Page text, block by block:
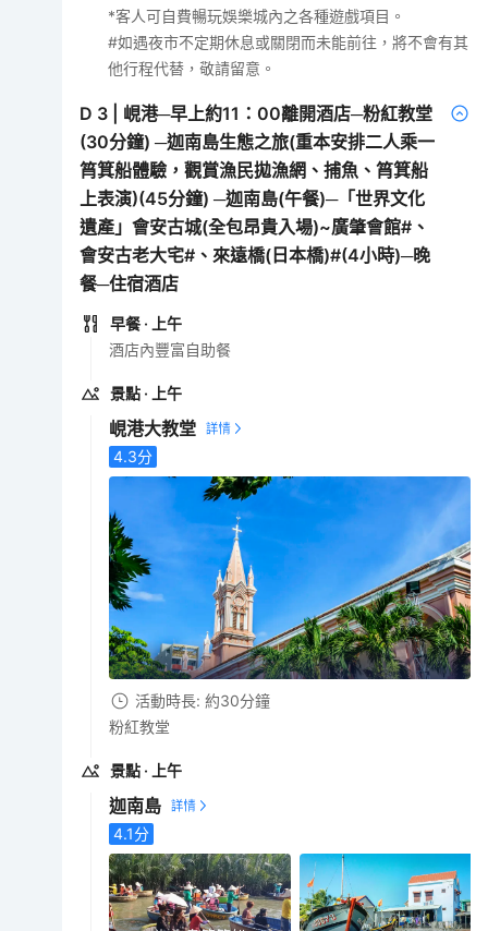
*客人可自費暢玩娛樂城內之各種遊戲項目。
#如遇夜市不定期休息或關閉而未能前往，將不會有其
他行程代替，敬請留意。
D 3
峴港─早上約11：00離開酒店─粉紅教堂
(30分鐘) ─迦南島生態之旅(重本安排二人乘一
筲箕船體驗，觀賞漁民拋漁網、捕魚、筲箕船
上表演)(45分鐘) ─迦南島(午餐)─「世界文化
遺產」會安古城(全包昂貴入場)~廣肇會館#、
會安古老大宅#、來遠橋(日本橋)#(4小時)─晚
餐─住宿酒店
早餐 · 上午
酒店內豐富自助餐
景點 · 上午
峴港大教堂
4.3分
活動時長: 約30分鐘
粉紅教堂
景點 · 上午
迦南島
4.1分